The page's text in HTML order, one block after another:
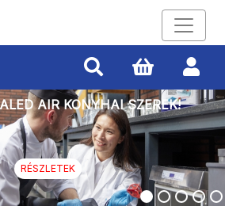
AIR KONYHAI SZEREK!
RÉSZLETEK